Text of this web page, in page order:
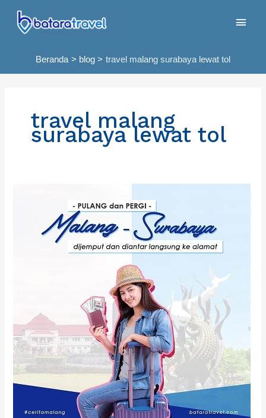
konten
Beranda blog travel malang surabaya lewat tol
travel malang
surabaya lewat tol